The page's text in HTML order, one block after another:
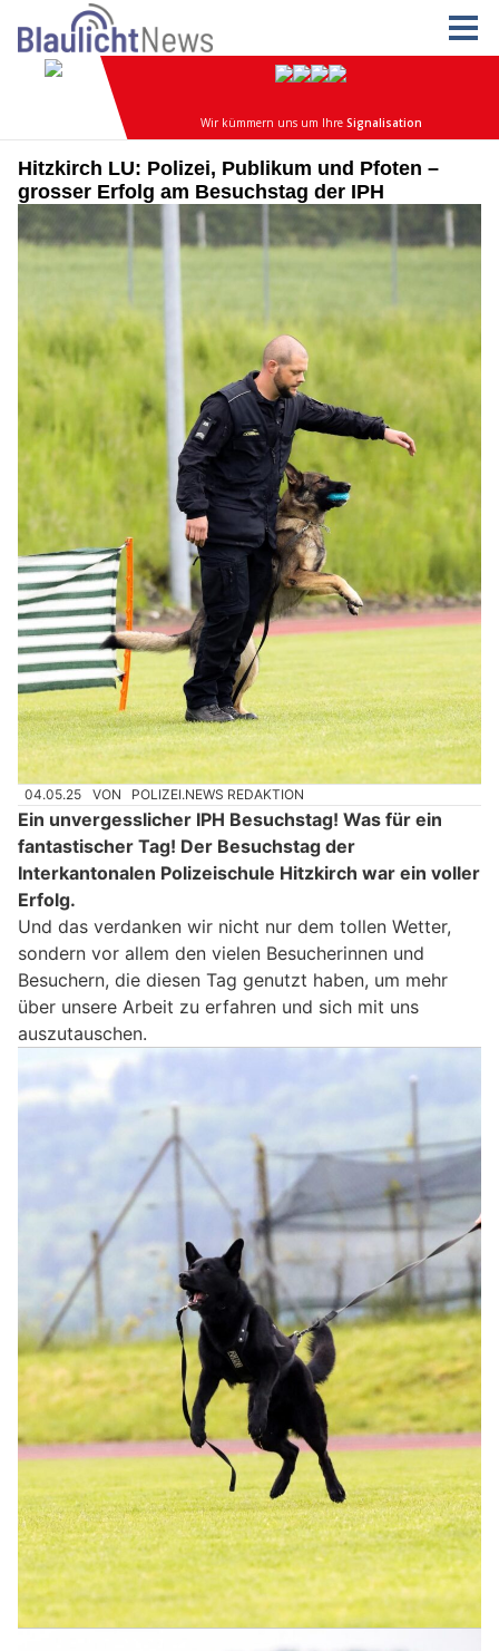
Hitzkirch LU: Polizei, Publikum und Pfoten –
grosser Erfolg am Besuchstag der IPH
04.05.25 VON POLIZEI.NEWS REDAKTION
Ein unvergesslicher IPH Besuchstag! Was für ein
fantastischer Tag! Der Besuchstag der
Interkantonalen Polizeischule Hitzkirch war ein voller
Erfolg.
Und das verdanken wir nicht nur dem tollen Wetter,
sondern vor allem den vielen Besucherinnen und
Besuchern, die diesen Tag genutzt haben, um mehr
über unsere Arbeit zu erfahren und sich mit uns
auszutauschen.